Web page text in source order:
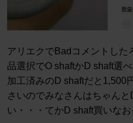
アリエクでBadコメントした
品選択でO shaftかD shaft選
加工済みのD shaftだと1,500
さいのでみなさんはちゃんと
い・・・てかD shaft買いな